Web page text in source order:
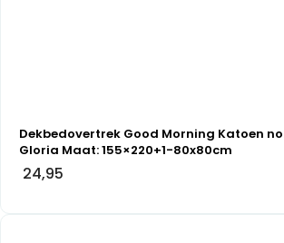
Dekbedovertrek Good Morning Katoen
Gloria Maat: 155×220+1-80x80cm
24,95